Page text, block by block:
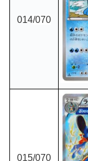
014/070
015/070